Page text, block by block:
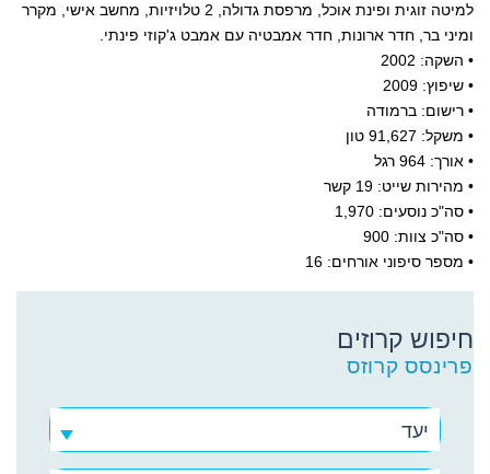
למיטה זוגית ופינת אוכל, מרפסת גדולה, 2 טלויזיות, מחשב אישי, מקרר
ומיני בר, חדר ארונות, חדר אמבטיה עם אמבט ג'קוזי פינתי.
• השקה: 2002
• שיפוץ: 2009
• רישום: ברמודה
• משקל: 91,627 טון
• אורך: 964 רגל
• מהירות שייט: 19 קשר
• סה"כ נוסעים: 1,970
• סה"כ צוות: 900
• מספר סיפוני אורחים: 16
חיפוש קרוזים
פרינסס קרוזס
יעד